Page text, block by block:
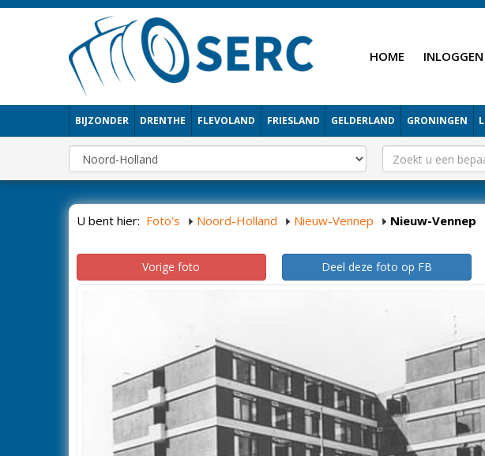
HOME INLOGGEN
BIJZONDER DRENTHE FLEVOLAND FRIESLAND GELDERLAND GRONINGEN
U bent hier: Foto's Noord-Holland Nieuw-Vennep Nieuw-Vennep
Vorige foto Deel deze foto op FB